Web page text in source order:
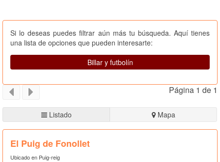
Si lo deseas puedes filtrar aún más tu búsqueda. Aquí tienes
una lista de opciones que pueden interesarte:
Billar y futbolín
Página 1 de 1
Listado Mapa
El Puig de Fonollet
Ubicado en Puig-reig